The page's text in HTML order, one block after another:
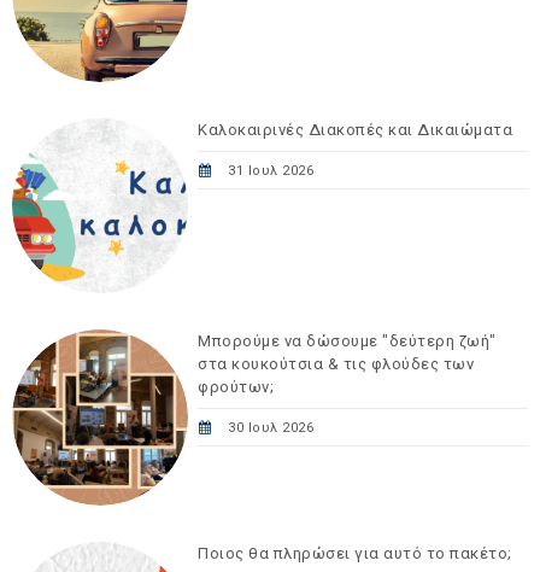
Καλοκαιρινές Διακοπές και Δικαιώματα
31 Ιουλ 2026
Μπορούμε να δώσουμε "δεύτερη ζωή"
στα κουκούτσια & τις φλούδες των
φρούτων;
30 Ιουλ 2026
Ποιος θα πληρώσει για αυτό το πακέτο;